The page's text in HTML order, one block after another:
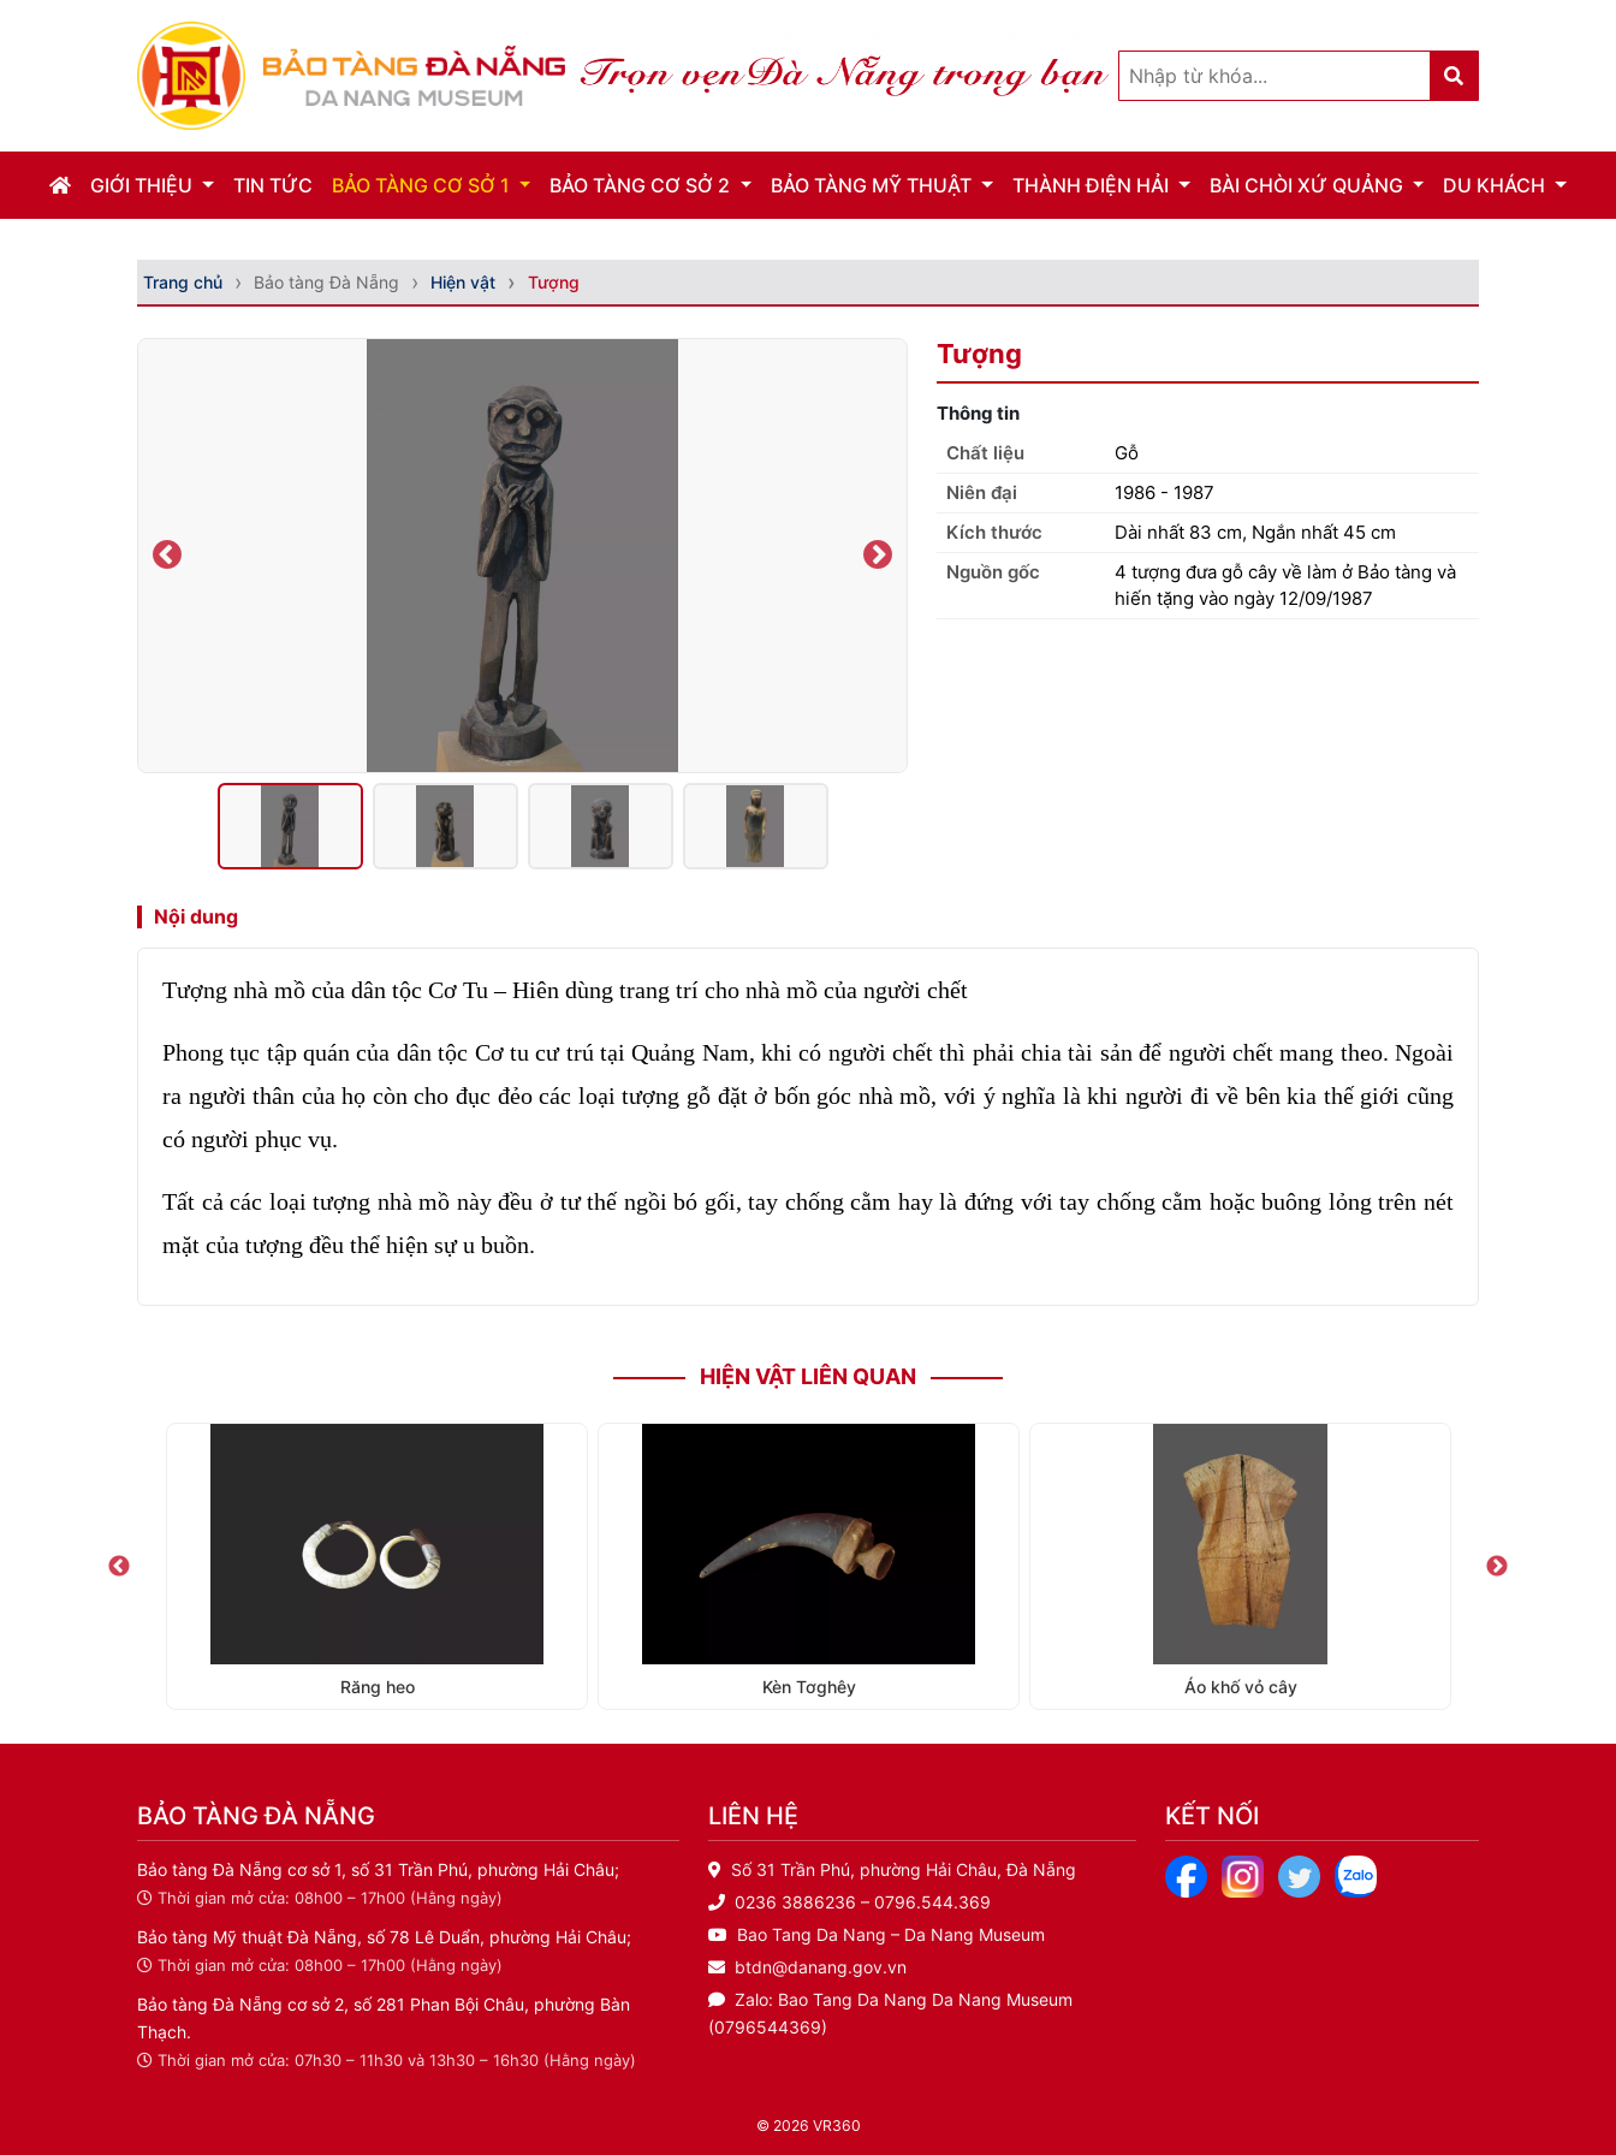
GIỚI THIỆU TIN TỨC BẢO TÀNG CƠ SỞ 1 BẢO TÀNG CƠ SỞ 2 BẢO TÀNG MỸ THUẬT THÀNH ĐIỆN HẢI BÀI CHÒI XỨ QUẢNG DU KHÁCH
Trang chủ Bảo tàng Đà Nẵng Hiện vật Tượng
Tượng
Thông tin
Chất liệu
Gỗ
Niên đại
1986 - 1987
Kích thước
Dài nhất 83 cm, Ngắn nhất 45 cm
Nguồn gốc
4 tượng đưa gỗ cây về làm ở Bảo tàng và
hiến tặng vào ngày 12/09/1987
Nội dung
Tượng nhà mồ của dân tộc Cơ Tu – Hiên dùng trang trí cho nhà mồ của người chết
Phong tục tập quán của dân tộc Cơ tu cư trú tại Quảng Nam, khi có người chết thì phải chia tài sản để người chết mang theo. Ngoài
ra người thân của họ còn cho đục đẻo các loại tượng gỗ đặt ở bốn góc nhà mồ, với ý nghĩa là khi người đi về bên kia thế giới cũng
có người phục vụ.
Tất cả các loại tượng nhà mồ này đều ở tư thế ngồi bó gối, tay chống cằm hay là đứng với tay chống cằm hoặc buông lỏng trên nét
mặt của tượng đều thể hiện sự u buồn.
HIỆN VẬT LIÊN QUAN
Răng heo Kèn Tơghêy Áo khố vỏ cây
BẢO TÀNG ĐÀ NẴNG
Bảo tàng Đà Nẵng cơ sở 1, số 31 Trần Phú, phường Hải Châu;
Thời gian mở cửa: 08h00 – 17h00 (Hằng ngày)
Bảo tàng Mỹ thuật Đà Nẵng, số 78 Lê Duẩn, phường Hải Châu;
Thời gian mở cửa: 08h00 – 17h00 (Hằng ngày)
Bảo tàng Đà Nẵng cơ sở 2, số 281 Phan Bội Châu, phường Bàn
Thạch.
Thời gian mở cửa: 07h30 – 11h30 và 13h30 – 16h30 (Hằng ngày)
LIÊN HỆ
Số 31 Trần Phú, phường Hải Châu, Đà Nẵng
0236 3886236 – 0796.544.369
Bao Tang Da Nang – Da Nang Museum
btdn@danang.gov.vn
Zalo: Bao Tang Da Nang Da Nang Museum
(0796544369)
KẾT NỐI
© 2026 VR360